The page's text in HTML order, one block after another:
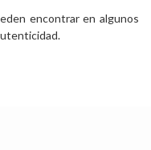
encontrar en algunos